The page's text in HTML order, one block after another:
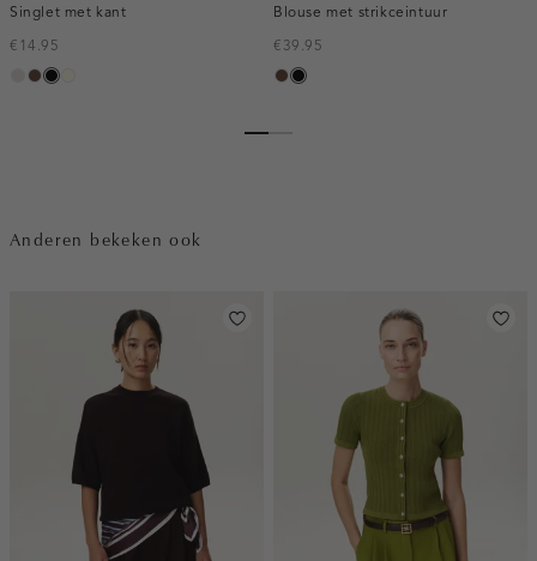
Singlet met kant
€14.95
taupe,
donkerbruin
zwart
Blouse met strikceintuur
€39.95
donkerbruin
zwart
Anderen bekeken ook